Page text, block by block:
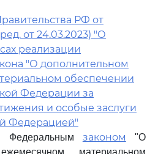
РФ от
от 24.03.2023) "О
реализации
"О дополнительном
обеспечении
Федерации за
и особые заслуги
Федерацией"
Федеральным законом
"О
материальном